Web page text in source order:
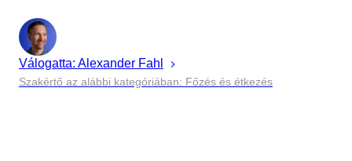
Válogatta: Alexander Fahl
Szakértő az alábbi kategóriában: Főzés és étkezés